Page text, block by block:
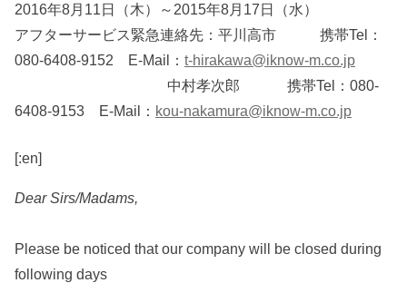
2016年8月11日（木）～2015年8月17日（水）
アフターサービス緊急連絡先：平川高市 携帯Tel：
080-6408-9152 E-Mail： t-hirakawa@iknow-m.co.jp
中村孝次郎 携帯Tel：080-
6408-9153 E-Mail： kou-nakamura@iknow-m.co.jp
[:en]
Dear Sirs/Madams,
Please be noticed that our company will be closed during
following days